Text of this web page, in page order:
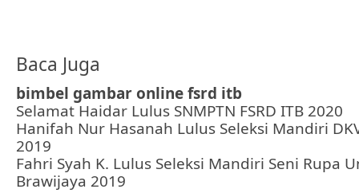
Baca Juga
bimbel gambar online fsrd itb
Selamat Haidar Lulus SNMPTN FSRD ITB 2020
Hanifah Nur Hasanah Lulus Seleksi Mandiri
2019
Fahri Syah K. Lulus Seleksi Mandiri Seni Rupa
Brawijaya 2019